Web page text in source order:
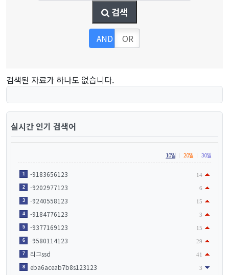
검색
AND OR
검색된 자료가 하나도 없습니다.
실시간 인기 검색어
10일 20일 30일
1 -9183656123 14
2 -9202977123 6
3 -9240558123 15
4 -9184776123 3
5 -9377169123 15
6 -9580114123 29
7 리그ssd 41
8 eba6aceab7b8s123123 3